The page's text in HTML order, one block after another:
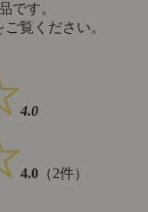
です。
ご覧ください。
4.0
4.0 （2件）